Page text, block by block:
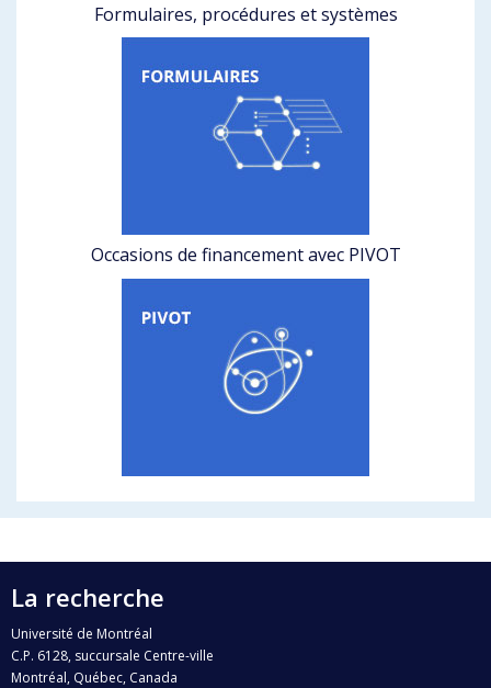
Formulaires, procédures et systèmes
Occasions de financement avec PIVOT
La recherche
Université de Montréal
C.P. 6128, succursale Centre-ville
Montréal, Québec, Canada